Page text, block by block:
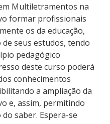
Multiletramentos na
formar profissionais
os da educação,
seus estudos, tendo
pedagógico
deste curso poderá
conhecimentos
a ampliação da
e, assim, permitindo
saber. Espera-se